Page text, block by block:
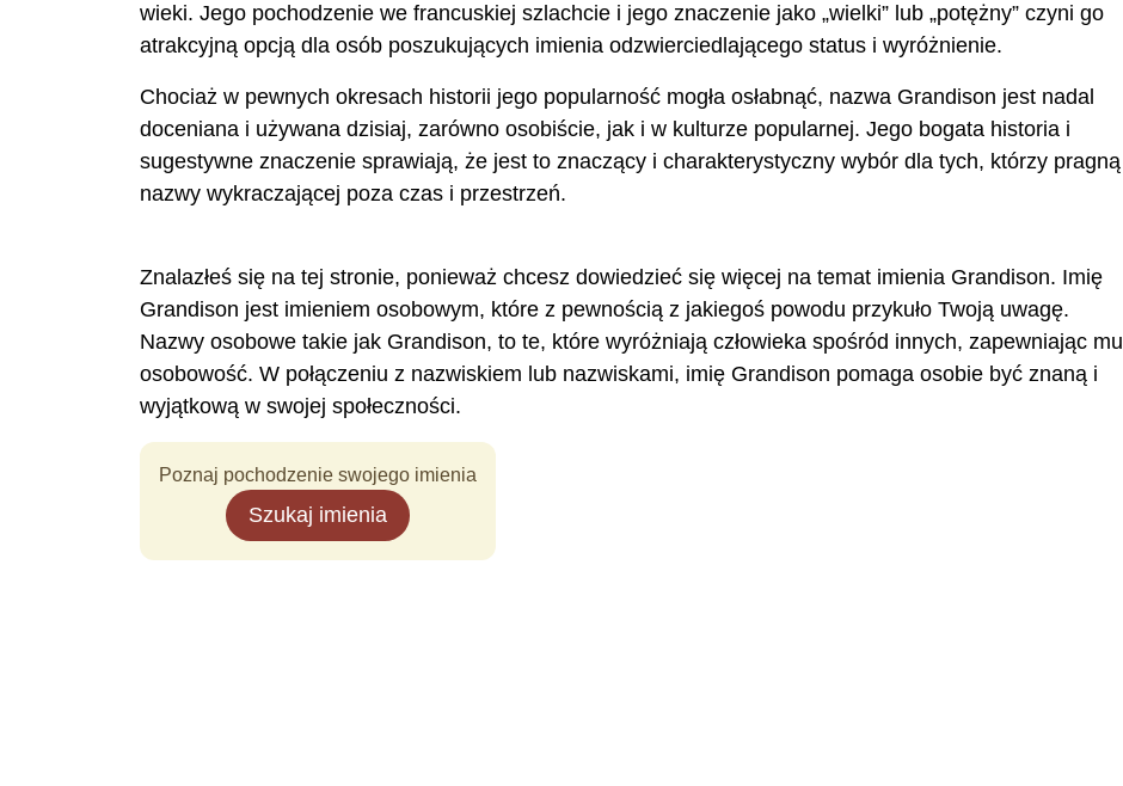
wieki. Jego pochodzenie we francuskiej szlachcie i jego znaczenie jako „wielki” lub „potężny” czyni go
atrakcyjną opcją dla osób poszukujących imienia odzwierciedlającego status i wyróżnienie.
Chociaż w pewnych okresach historii jego popularność mogła osłabnąć, nazwa Grandison jest nadal
doceniana i używana dzisiaj, zarówno osobiście, jak i w kulturze popularnej. Jego bogata historia i
sugestywne znaczenie sprawiają, że jest to znaczący i charakterystyczny wybór dla tych, którzy pragną
nazwy wykraczającej poza czas i przestrzeń.
Znalazłeś się na tej stronie, ponieważ chcesz dowiedzieć się więcej na temat imienia Grandison. Imię
Grandison jest imieniem osobowym, które z pewnością z jakiegoś powodu przykuło Twoją uwagę.
Nazwy osobowe takie jak Grandison, to te, które wyróżniają człowieka spośród innych, zapewniając mu
osobowość. W połączeniu z nazwiskiem lub nazwiskami, imię Grandison pomaga osobie być znaną i
wyjątkową w swojej społeczności.
Poznaj pochodzenie swojego imienia
Szukaj imienia